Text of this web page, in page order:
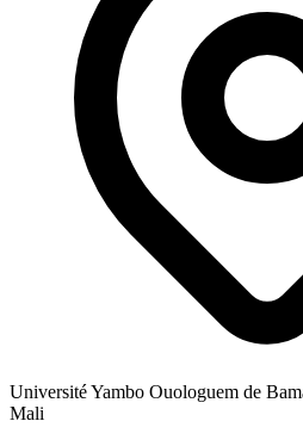
Université Yambo Ouologuem de
Mali